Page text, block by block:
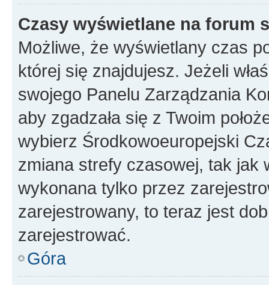
Czasy wyświetlane na forum
Możliwe, że wyświetlany czas
której się znajdujesz. Jeżeli
swojego Panelu Zarządzania
aby zgadzała się z Twoim
wybierz Środkowoeuropejski
zmiana strefy czasowej, tak jak
wykonana tylko przez
zarejestrowany, to teraz jest
zarejestrować.
Góra